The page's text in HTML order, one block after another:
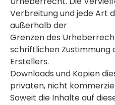
Verbreitung und jede Art
außerhalb der
Grenzen des
schriftlichen Zustimmung
Erstellers.
Downloads und Kopien
privaten, nicht
Soweit die Inhalte auf